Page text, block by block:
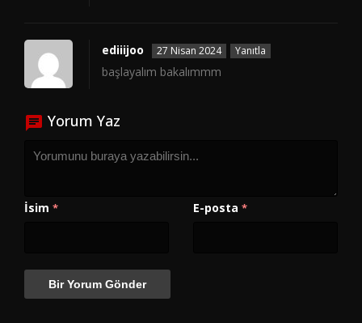
ediiijoo 27 Nisan 2024 Yanıtla
başlayalım bakalımmm
Yorum Yaz
İsim * E-posta *